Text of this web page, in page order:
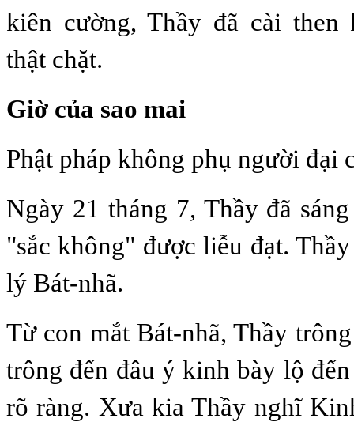
kiên cường, Thầy đã cài then
thật chặt.
Giờ của sao mai
Phật pháp không phụ người đại
Ngày 21 tháng 7, Thầy đã
"sắc không" được liễu đạt.
lý Bát-nhã.
Từ con mắt Bát-nhã, Thầy
trông đến đâu ý kinh bày lộ
rõ ràng. Xưa kia Thầy nghĩ